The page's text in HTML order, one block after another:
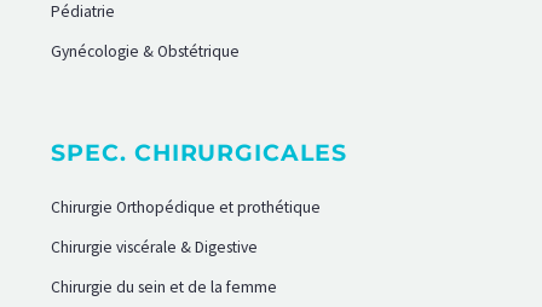
Pédiatrie
Gynécologie & Obstétrique
SPEC. CHIRURGICALES
Chirurgie Orthopédique et prothétique
Chirurgie viscérale & Digestive
Chirurgie du sein et de la femme